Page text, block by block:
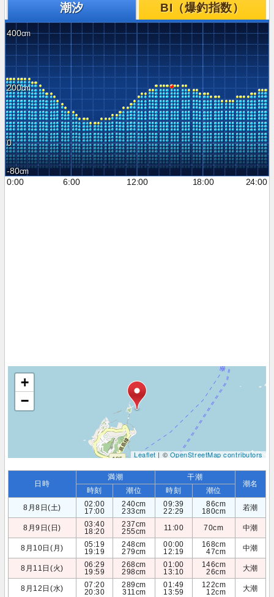
潮汐 BI（爆釣指数）
400
200
0
-80
0:00
6:00 12:00 18:00 24:00
+
−
Leaflet| ©OpenStreetMap contributors
日時
満潮 干潮
潮名
時刻 潮位 時刻
潮位
8月8日(土)
02:00
17:00
240cm
233cm
09:39
22:29
86cm
180cm
若潮
8月9日(日)
03:40
18:20
237cm
255cm
11:00 70cm 中潮
8月10日(月)
05:19
19:19
248cm
279cm
00:00
12:19
168cm
47cm
中潮
8月11日(火)
06:29
19:59
268cm
298cm
01:00
13:10
146cm
26cm
大潮
8月12日(水)
07:20
20:30
289cm
311cm
01:49
13:59
122cm
12cm
大潮